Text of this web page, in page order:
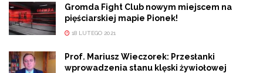
Gromda Fight Club nowym miejscem na
pięściarskiej mapie Pionek!
18 LUTEGO 2021
Prof. Mariusz Wieczorek: Przesłanki
wprowadzenia stanu klęski żywiołowej